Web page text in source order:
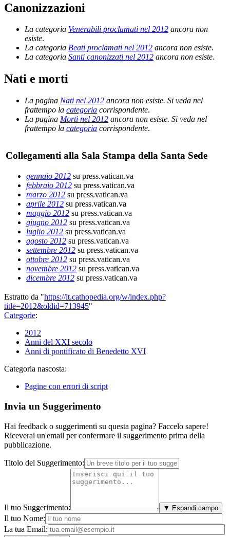
Canonizzazioni
La categoria Venerabili proclamati nel 2012 ancora non
esiste.
La categoria Beati proclamati nel 2012 ancora non esiste.
La categoria Santi canonizzati nel 2012 ancora non esiste.
Nati e morti
La pagina Nati nel 2012 ancora non esiste. Si veda nel
frattempo la categoria corrispondente.
La pagina Morti nel 2012 ancora non esiste. Si veda nel
frattempo la categoria corrispondente.
Collegamenti alla Sala Stampa della Santa Sede
gennaio 2012 su press.vatican.va
febbraio 2012 su press.vatican.va
marzo 2012 su press.vatican.va
aprile 2012 su press.vatican.va
maggio 2012 su press.vatican.va
giugno 2012 su press.vatican.va
luglio 2012 su press.vatican.va
agosto 2012 su press.vatican.va
settembre 2012 su press.vatican.va
ottobre 2012 su press.vatican.va
novembre 2012 su press.vatican.va
dicembre 2012 su press.vatican.va
Estratto da "https://it.cathopedia.org/w/index.php?
title=2012&oldid=713945"
Categorie:
2012
Anni del XXI secolo
Anni di pontificato di Benedetto XVI
Categoria nascosta:
Pagine con errori di script
Invia un Suggerimento
Hai feedback o suggerimenti su questa pagina? Faccelo sapere!
Riceverai un'email per confermare il suggerimento prima della
pubblicazione.
Titolo del Suggerimento:
Il tuo Suggerimento: ▼ Espandi campo
Il tuo Nome:
La tua Email: